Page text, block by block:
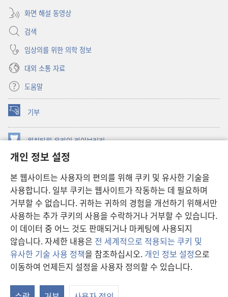
개인 정보 설정
본 웹사이트는 사용자의 편의를 위해 쿠키 및 유사한 기술을
사용합니다. 일부 쿠키는 웹사이트가 작동하는 데 필요하며
거부할 수 없습니다. 귀하는 귀하의 경험을 개선하기 위해서만
사용하는 추가 쿠키의 사용을 수락하거나 거부할 수 있습니다.
이 데이터 중 어느 것도 판매되거나 마케팅에 사용되지
않습니다. 자세한 내용은 전 세계적으로 적용되는 쿠키 및
유사한 기술 사용 정책을 참조하십시오. 개인 정보 설정으로
이동하여 언제든지 설정을 사용자 정의할 수 있습니다.
화면 해설 동영상
검색
임상의를 위한 의학 정보
대외 소통 자료
도움말
기부
(새로운
창
열기) 워치타워 온라인 라이브러리
창
JW Hub ®
창
열기) JW 라이브러리
워치타워 라이브러리
Copyright© 2026 Watch Tower Bible and Tract Society of Pennsylvania.
이용 약관| 개인 정보 보호 정책| 개인 정보 보호 설정